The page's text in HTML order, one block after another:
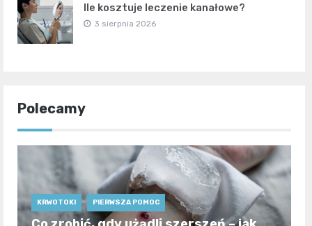
Ile kosztuje leczenie kanałowe?
3 sierpnia 2026
Polecamy
KRWOTOKI PIERWSZA POMOC